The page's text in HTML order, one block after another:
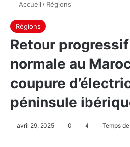
Accueil / Régions
Régions
Retour progressif
normale au
coupure
péninsule
avril 29, 2025 0 4 Temps